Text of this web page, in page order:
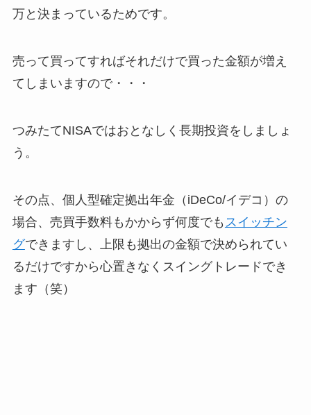
万と決まっているためです。
売って買ってすればそれだけで買った金額が増え
てしまいますので・・・
つみたてNISAではおとなしく長期投資をしましょ
う。
その点、個人型確定拠出年金（iDeCo/イデコ）の
場合、売買手数料もかからず何度でも スイッチン
グできますし、上限も拠出の金額で決められてい
るだけですから心置きなくスイングトレードでき
ます（笑）